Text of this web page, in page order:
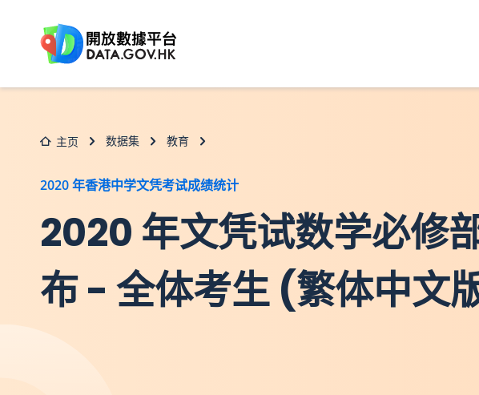
主页 数据集 教育
2020 年香港中学文凭考试成绩统计
2020 年文凭试数学必修
布 - 全体考生 (繁体中文